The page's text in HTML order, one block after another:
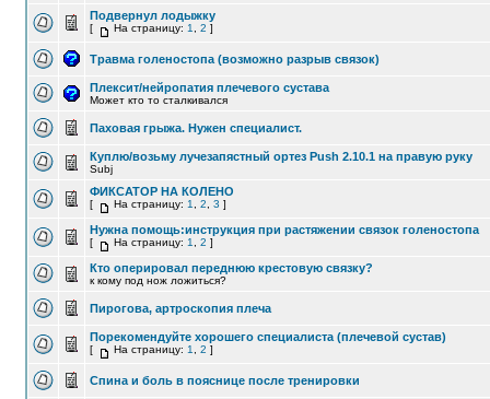
Подвернул лодыжку
[ На страницу: 1 2 ]
Травма голеностопа (возможно разрыв связок)
Плексит/нейропатия плечевого сустава
Может кто то сталкивался
Паховая грыжа. Нужен специалист.
Куплю/возьму лучезапястный ортез Push 2.10.1 на правую руку
Subj
ФИКСАТОР НА КОЛЕНО
[ На страницу: 1 2 3 ]
Нужна помощь:инструкция при растяжении связок голеностопа
[ На страницу: 1 2 ]
Кто оперировал переднюю крестовую связку?
к кому под нож ложиться?
Пирогова, артроскопия плеча
Порекомендуйте хорошего специалиста (плечевой сустав)
[ На страницу: 1 2 ]
Спина и боль в пояснице после тренировки